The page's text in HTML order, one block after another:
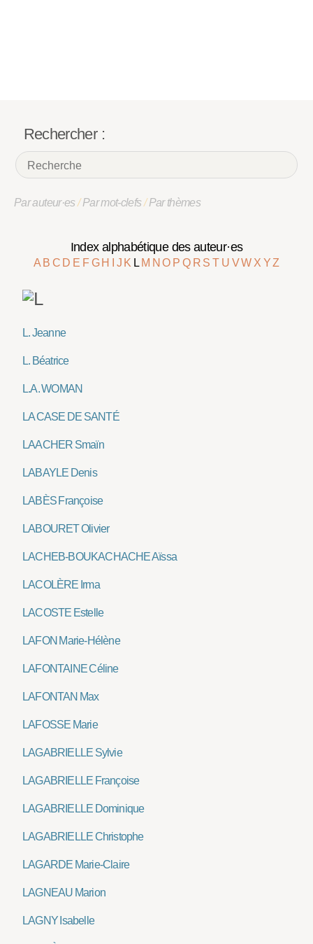
Rechercher :
Par auteur·es/Par mot-clefs/Par thèmes
Index alphabétique des auteur·es
A B C D E F G H J K L M NO P Q R ST U VW X YZ
L. Jeanne
L. Béatrice
L.A. WOMAN
LA CASE DE SANTÉ
LAACHER Smaïn
LABAYLE Denis
LABÈS Françoise
LABOURET Olivier
LACHEB-BOUKACHACHE Aïssa
LACOLÈRE Irma
LACOSTE Estelle
LAFON Marie-Hélène
LAFONTAINE Céline
LAFONTAN Max
LAFOSSE Marie
LAGABRIELLE Sylvie
LAGABRIELLE Françoise
LAGABRIELLE Dominique
LAGABRIELLE Christophe
LAGARDE Marie-Claire
LAGNEAU Marion
LAGNY Isabelle